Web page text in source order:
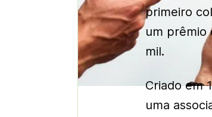
primeiro
um prêmio
mil.
Criado em
uma